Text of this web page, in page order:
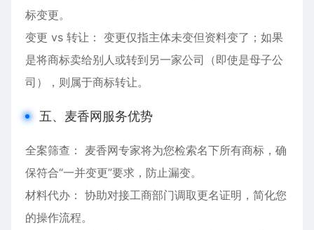
标变更。
变更 vs 转让： 变更仅指主体未变但资料变了；如果
是将商标卖给别人或转到另一家公司（即使是母子公
司），则属于商标转让。
五、麦香网服务优势
全案筛查： 麦香网专家将为您检索名下所有商标，确
保符合“一并变更”要求，防止漏变。
材料代办： 协助对接工商部门调取更名证明，简化您
的操作流程。